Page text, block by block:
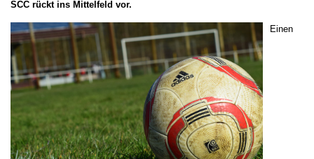
SCC rückt ins Mittelfeld vor.
Einen